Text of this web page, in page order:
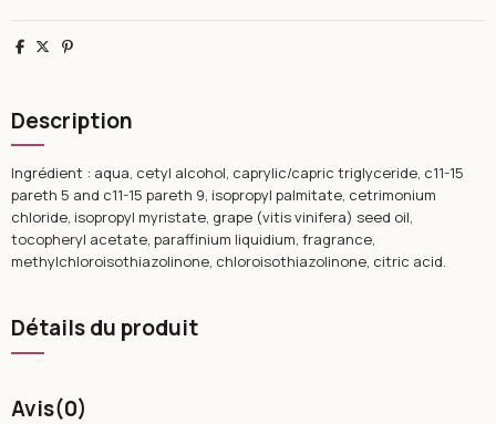
Partager
TweetPinterest
Description
Ingrédient : aqua, cetyl alcohol, caprylic/capric triglyceride, c11-15
pareth 5 and c11-15 pareth 9, isopropyl palmitate, cetrimonium
chloride, isopropyl myristate, grape (vitis vinifera) seed oil,
tocopheryl acetate, paraffinium liquidium, fragrance,
methylchloroisothiazolinone, chloroisothiazolinone, citric acid.
Détails du produit
Avis(0)